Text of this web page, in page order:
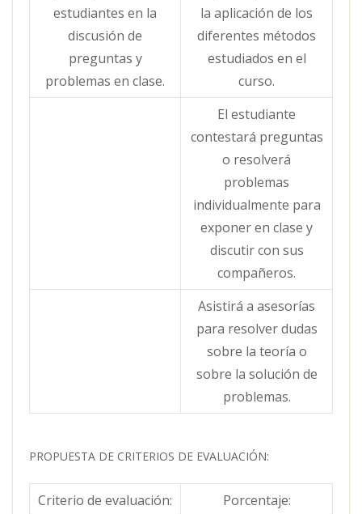
estudiantes en la
discusión de
preguntas y
problemas en clase.
la aplicación de los
diferentes métodos
estudiados en el
curso.
El estudiante
contestará preguntas
o resolverá
problemas
individualmente para
exponer en clase y
discutir con sus
compañeros.
Asistirá a asesorías
para resolver dudas
sobre la teoría o
sobre la solución de
problemas.
PROPUESTA DE CRITERIOS DE EVALUACIÓN:
Criterio de evaluación:
Porcentaje: